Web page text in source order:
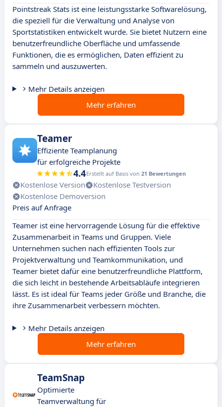
Pointstreak Stats ist eine leistungsstarke Softwarelösung,
die speziell für die Verwaltung und Analyse von
Sportstatistiken entwickelt wurde. Sie bietet Nutzern eine
benutzerfreundliche Oberfläche und umfassende
Funktionen, die es ermöglichen, Daten effizient zu
sammeln und auszuwerten.
Mehr Details anzeigen
Mehr erfahren
Teamer
Effiziente Teamplanung
für erfolgreiche Projekte
4.4Erstellt auf Basis von 21 Bewertungen
Kostenlose Version
Kostenlose Testversion
Kostenlose Demoversion
Preis auf Anfrage
Teamer ist eine hervorragende Lösung für die effektive
Zusammenarbeit in Teams und Gruppen. Viele
Unternehmen suchen nach effizienten Tools zur
Projektverwaltung und Teamkommunikation, und
Teamer bietet dafür eine benutzerfreundliche Plattform,
die sich leicht in bestehende Arbeitsabläufe integrieren
lässt. Es ist ideal für Teams jeder Größe und Branche, die
ihre Zusammenarbeit verbessern möchten.
Mehr Details anzeigen
Mehr erfahren
TeamSnap
Optimierte
Teamverwaltung für